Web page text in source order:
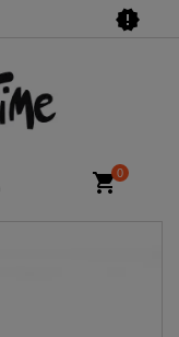
new_releases
shopping_cart0